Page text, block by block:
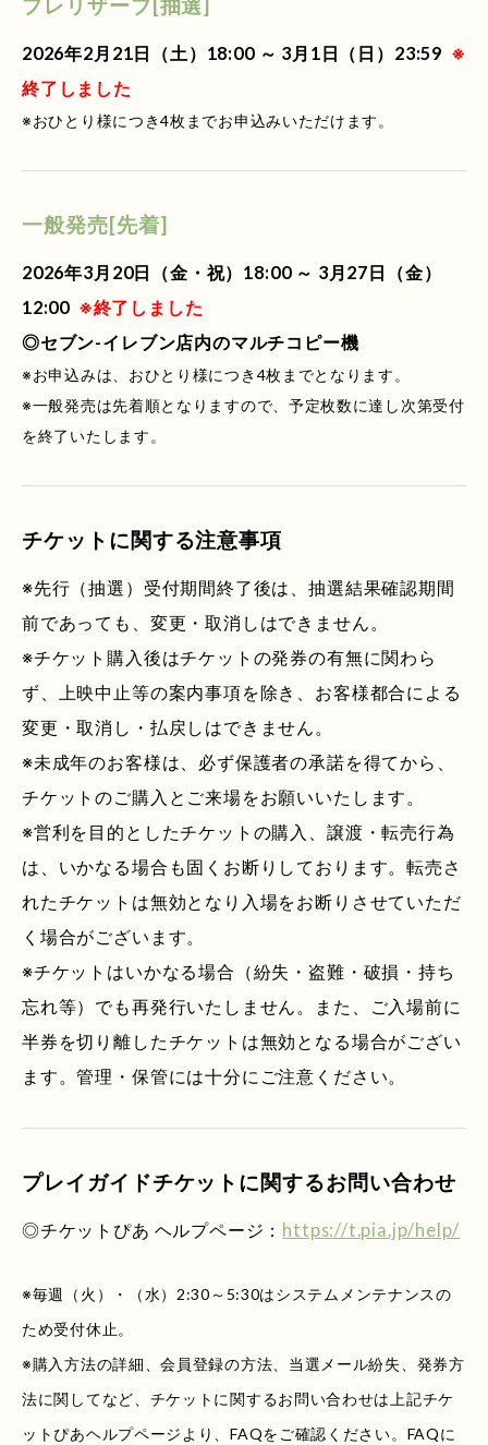
プレリザーブ[抽選]
2026年2月21日（土）18:00 ～ 3月1日（日）23:59 ※
終了しました
※おひとり様につき4枚までお申込みいただけます。
一般発売[先着]
2026年3月20日（金・祝）18:00 ～ 3月27日（金）
12:00 ※終了しました
◎セブン-イレブン店内のマルチコピー機
※お申込みは、おひとり様につき4枚までとなります。
※一般発売は先着順となりますので、予定枚数に達し次第受付
を終了いたします。
チケットに関する注意事項
※先行（抽選）受付期間終了後は、抽選結果確認期間
前であっても、変更・取消しはできません。
※チケット購入後はチケットの発券の有無に関わら
ず、上映中止等の案内事項を除き、お客様都合による
変更・取消し・払戻しはできません。
※未成年のお客様は、必ず保護者の承諾を得てから、
チケットのご購入とご来場をお願いいたします。
※営利を目的としたチケットの購入、譲渡・転売行為
は、いかなる場合も固くお断りしております。転売さ
れたチケットは無効となり入場をお断りさせていただ
く場合がございます。
※チケットはいかなる場合（紛失・盗難・破損・持ち
忘れ等）でも再発行いたしません。また、ご入場前に
半券を切り離したチケットは無効となる場合がござい
ます。管理・保管には十分にご注意ください。
プレイガイドチケットに関するお問い合わせ
◎チケットぴあ ヘルプページ： https://t.pia.jp/help/
※毎週（火）・（水）2:30～5:30はシステムメンテナンスの
ため受付休止。
※購入方法の詳細、会員登録の方法、当選メール紛失、発券方
法に関してなど、チケットに関するお問い合わせは上記チケ
ットぴあヘルプページより、FAQをご確認ください。FAQに